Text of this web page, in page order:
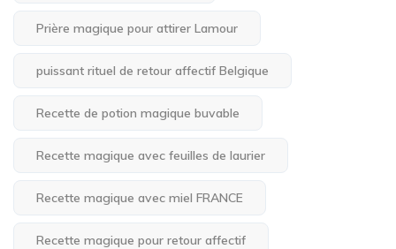
Prière magique pour attirer Lamour
puissant rituel de retour affectif Belgique
Recette de potion magique buvable
Recette magique avec feuilles de laurier
Recette magique avec miel FRANCE
Recette magique pour retour affectif